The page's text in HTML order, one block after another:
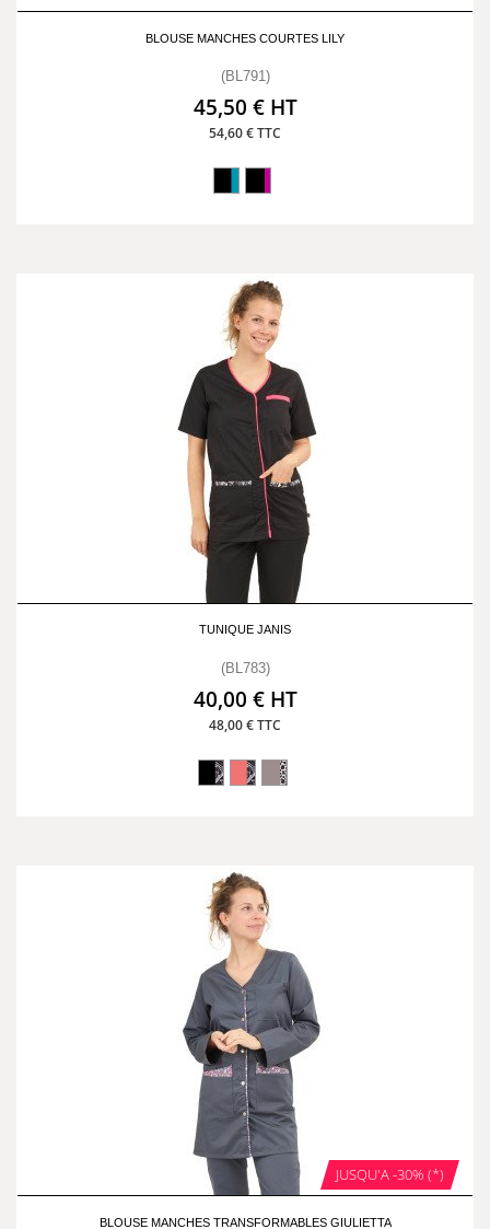
BLOUSE MANCHES COURTES LILY
(BL791)
45,50 € HT
54,60 € TTC
TUNIQUE JANIS
(BL783)
40,00 € HT
48,00 € TTC
JUSQU'A -30% (*)
BLOUSE MANCHES TRANSFORMABLES GIULIETTA